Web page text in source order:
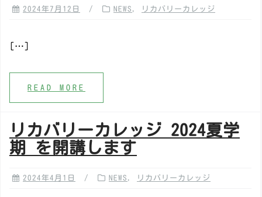
2024年7月12日 NEWS , リカバリーカレッジ
[…]
READ MORE
リカバリーカレッジ 2024夏学
期 を開講します
2024年4月1日 NEWS , リカバリーカレッジ